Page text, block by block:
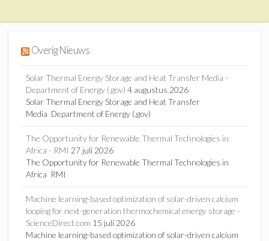
Overig Nieuws
Solar Thermal Energy Storage and Heat Transfer Media -
Department of Energy (.gov) 4 augustus 2026
Solar Thermal Energy Storage and Heat Transfer
Media Department of Energy (.gov)
The Opportunity for Renewable Thermal Technologies in
Africa - RMI 27 juli 2026
The Opportunity for Renewable Thermal Technologies in
Africa RMI
Machine learning-based optimization of solar-driven calcium
looping for next-generation thermochemical energy storage -
ScienceDirect.com 15 juli 2026
Machine learning-based optimization of solar-driven calcium